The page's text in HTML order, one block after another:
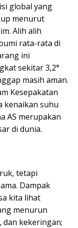
global yang
menurut
Alih alih
rata-rata di
ini
sekitar 3,2°
masih aman.
Kesepakatan
kenaikan suhu
AS merupakan
di dunia.
tetapi
Dampak
kita lihat
menurun
kekeringan;